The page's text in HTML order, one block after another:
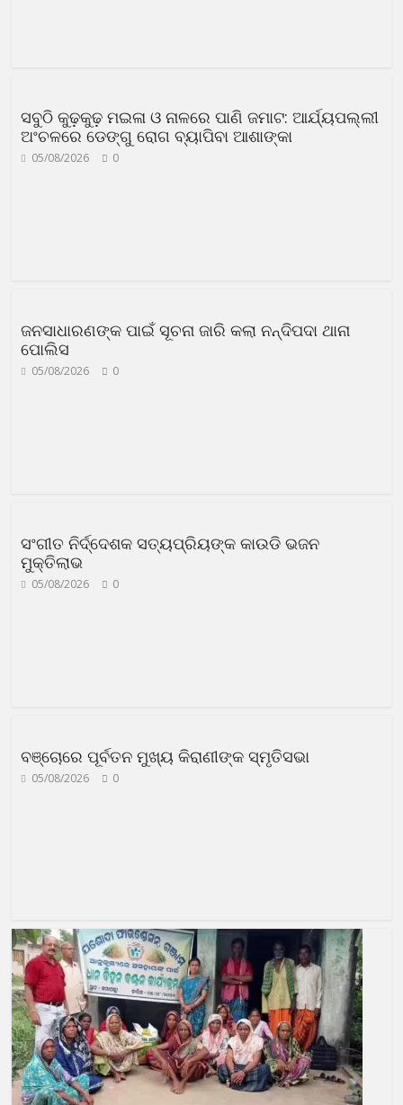
ସବୁଠି କୁଢ଼କୁଢ଼ ମଇଳା ଓ ନାଳରେ ପାଣି ଜମାଟ: ଆର୍ଯ୍ୟପଲ୍ଲୀ
ଅଂଚଳରେ ଡେଙ୍ଗୁ ରୋଗ ବ୍ୟାପିବା ଆଶାଙ୍କା
05/08/2026 0
ଜନସାଧାରଣଙ୍କ ପାଇଁ ସୂଚନା ଜାରି କଲା ନନ୍ଦିପଦା ଥାନା
ପୋଲିସ
05/08/2026 0
ସଂଗୀତ ନିର୍ଦ୍ଦେଶକ ସତ୍ୟପ୍ରିୟଙ୍କ କାଉଡି ଭଜନ
ମୁକ୍ତିଲାଭ
05/08/2026 0
ବଞ୍ଚୋରେ ପୂର୍ବତନ ମୁଖ୍ୟ କିରାଣୀଙ୍କ ସ୍ମୃତିସଭା
05/08/2026 0